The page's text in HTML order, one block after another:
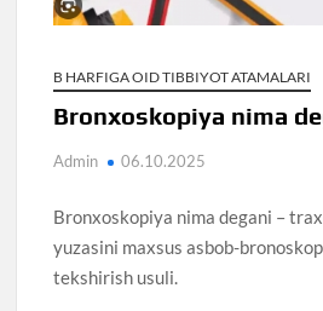
B HARFIGA OID TIBBIYOT ATAMALARI
Bronxoskopiya nima
Admin 06.10.2025
Bronxoskopiya nima degani –
yuzasini maxsus asbob-
tekshirish usuli.